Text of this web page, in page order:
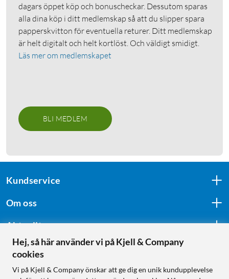
dagars öppet köp och bonuscheckar. Dessutom sparas
alla dina köp i ditt medlemskap så att du slipper spara
papperskvitton för eventuella returer. Ditt medlemskap
är helt digitalt och helt kortlöst. Och väldigt smidigt.
Läs mer om medlemskapet
BLI MEDLEM
Kundservice
Om oss
Aktuellt
Följ oss
Hej, så här använder vi på Kjell & Company
cookies
Vi på Kjell & Company önskar att ge dig en unik kundupplevelse